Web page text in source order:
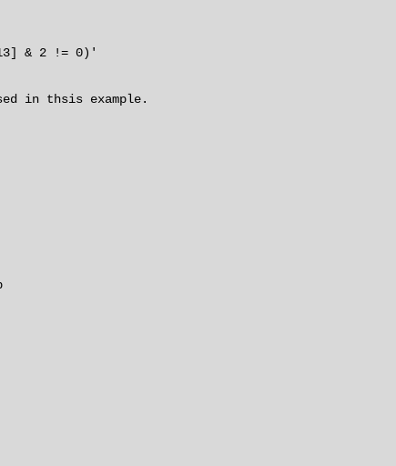
& 2 != 0)'
in thsis example.